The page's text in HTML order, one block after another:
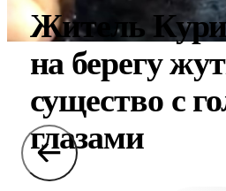
Житель
на берегу
существо с
глазами